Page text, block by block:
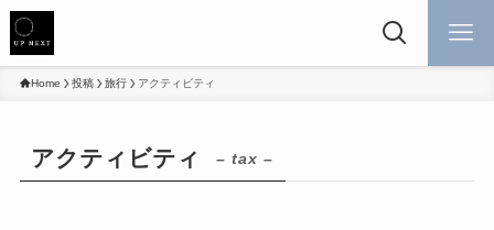
Home 投稿 旅行 アクティビティ
アクティビティ – tax –